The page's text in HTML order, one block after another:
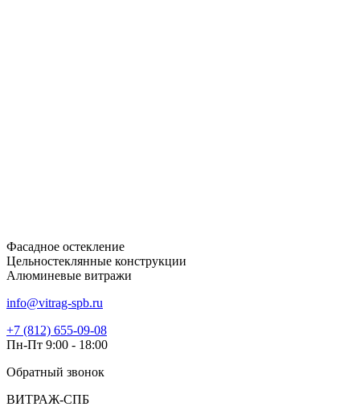
Фасадное остекление
Цельностеклянные конструкции
Алюминевые витражи
info@vitrag-spb.ru
+7 (812) 655-09-08
Пн-Пт 9:00 - 18:00
Обратный звонок
ВИТРАЖ-СПБ